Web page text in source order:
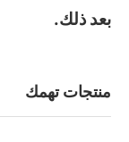
بعد ذلك.
منتجات تهمك